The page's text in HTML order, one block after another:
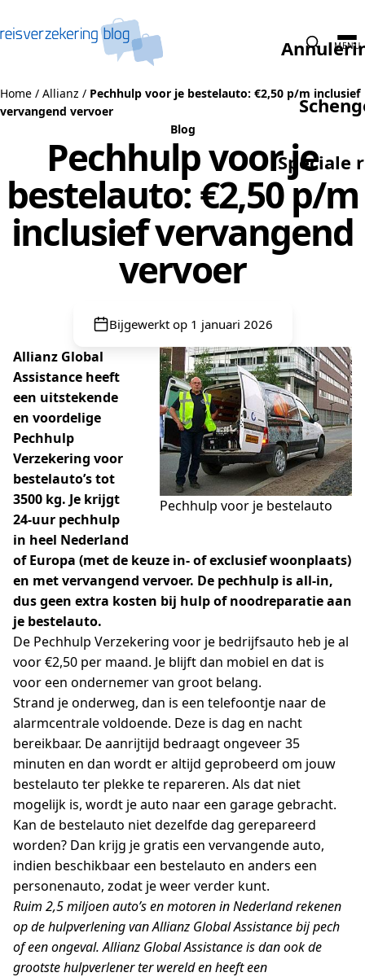
Speciale
MENU
Home / Allianz / Pechhulp voor je bestelauto: €2,50 p/m inclusief
vervangend vervoer
Blog
Pechhulp voor je
bestelauto: €2,50 p/m
inclusief vervangend
vervoer
Bijgewerkt op 1 januari 2026
Pechhulp voor je bestelauto
Allianz Global
Assistance heeft
een uitstekende
en voordelige
Pechhulp
Verzekering voor
bestelauto’s tot
3500 kg. Je krijgt
24-uur pechhulp
in heel Nederland
of Europa (met de keuze in- of exclusief woonplaats)
en met vervangend vervoer. De pechhulp is all-in,
dus geen extra kosten bij hulp of noodreparatie aan
je bestelauto.
De Pechhulp Verzekering voor je bedrijfsauto heb je al
voor €2,50 per maand. Je blijft dan mobiel en dat is
voor een ondernemer van groot belang.
Strand je onderweg, dan is een telefoontje naar de
alarmcentrale voldoende. Deze is dag en nacht
bereikbaar. De aanrijtijd bedraagt ongeveer 35
minuten en dan wordt er altijd geprobeerd om jouw
bestelauto ter plekke te repareren. Als dat niet
mogelijk is, wordt je auto naar een garage gebracht.
Kan de bestelauto niet dezelfde dag gerepareerd
worden? Dan krijg je gratis een vervangende auto,
indien beschikbaar een bestelauto en anders een
personenauto, zodat je weer verder kunt.
Ruim 2,5 miljoen auto’s en motoren in Nederland rekenen
op de hulpverlening van Allianz Global Assistance bij pech
of een ongeval. Allianz Global Assistance is dan ook de
grootste hulpverlener ter wereld en heeft een